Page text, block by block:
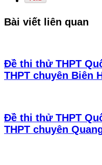
Bài viết liên quan
Đề thi thử THPT
THPT chuyên Biên
Đề thi thử THPT
THPT chuyên